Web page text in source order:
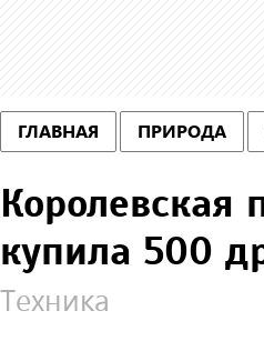
ПРИРОДА
ГЛАВНАЯ
Королевская
купила 500
Техника